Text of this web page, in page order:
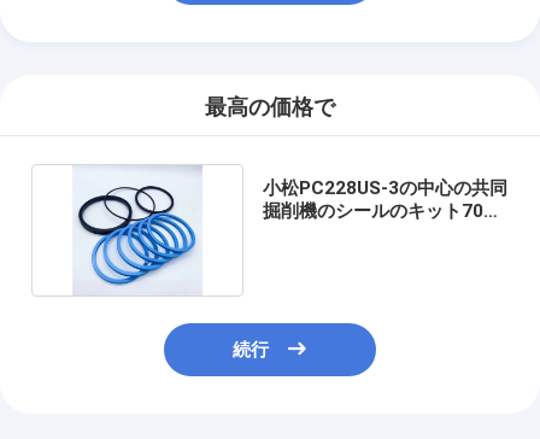
最高の価格で
小松PC228US-3の中心の共同
掘削機のシールのキット703-
続行